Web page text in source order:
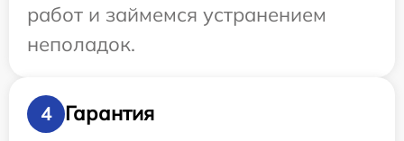
работ и займемся устранением
неполадок.
4 Гарантия